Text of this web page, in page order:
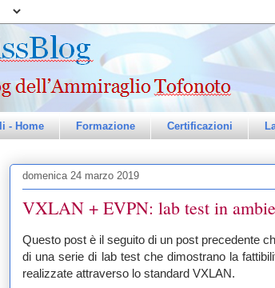
- Home Formazione Certificazioni
domenica 24 marzo 2019
VXLAN + EVPN: lab test in
Questo post è il seguito di un post precedente
di una serie di lab test che dimostrano la
realizzate attraverso lo standard VXLAN.